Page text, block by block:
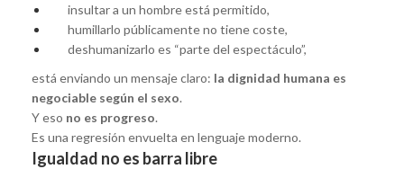
insultar a un hombre está permitido,
humillarlo públicamente no tiene coste,
deshumanizarlo es “parte del espectáculo”,
está enviando un mensaje claro: la dignidad humana es
negociable según el sexo.
Y eso no es progreso.
Es una regresión envuelta en lenguaje moderno.
Igualdad no es barra libre